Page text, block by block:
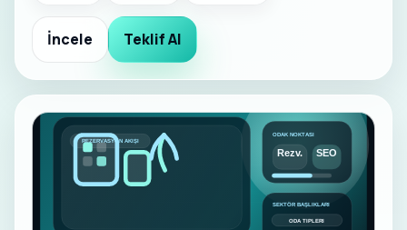
İncele Teklif Al